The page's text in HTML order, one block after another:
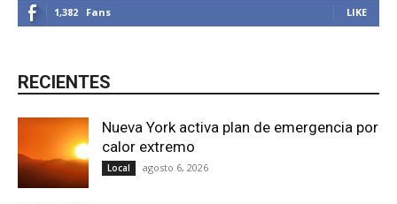
1,382 Fans LIKE
RECIENTES
Nueva York activa plan de emergencia por
calor extremo
Local agosto 6, 2026